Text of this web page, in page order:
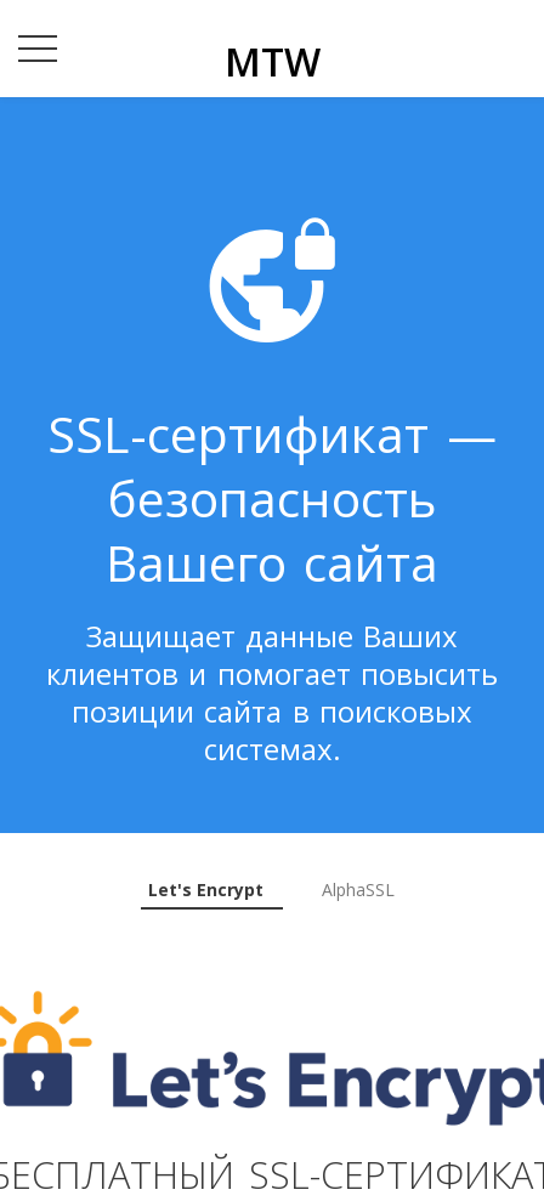
MTW
SSL-сертификат —
безопасность
Вашего сайта
Защищает данные Ваших
клиентов и помогает повысить
позиции сайта в поисковых
системах.
Let's Encrypt AlphaSSL
SSL-